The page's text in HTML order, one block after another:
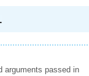
arguments passed in